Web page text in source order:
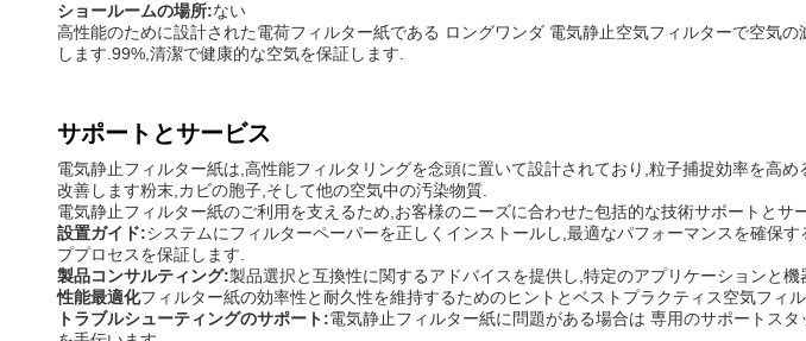
ショールームの場所:ない
高性能のために設計された電荷フィルター紙である ロングワンダ 電気静止空気フィルターで空気
します.99%,清潔で健康的な空気を保証します.
サポートとサービス
電気静止フィルター紙は,高性能フィルタリングを念頭に置いて設計されており,粒子捕捉効率を高
改善します粉末,カビの胞子,そして他の空気中の汚染物質.
電気静止フィルター紙のご利用を支えるため,お客様のニーズに合わせた包括的な技術サポートとサ
設置ガイド:システムにフィルターペーパーを正しくインストールし,最適なパフォーマンスを確保
ププロセスを保証します.
製品コンサルティング:製品選択と互換性に関するアドバイスを提供し,特定のアプリケーションと
性能最適化フィルター紙の効率性と耐久性を維持するためのヒントとベストプラクティス空気フィ
トラブルシューティングのサポート:電気静止フィルター紙に問題がある場合は 専用のサポートス